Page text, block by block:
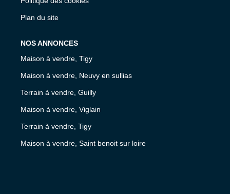
Plan du site
NOS ANNONCES
Maison à vendre, Tigy
Maison à vendre, Neuvy en sullias
Terrain à vendre, Guilly
Maison à vendre, Viglain
Terrain à vendre, Tigy
Maison à vendre, Saint benoit sur loire